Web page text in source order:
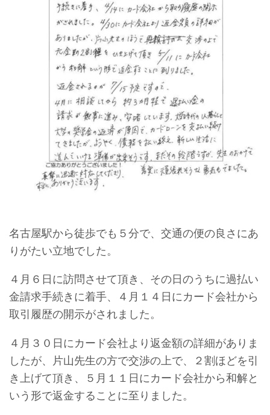
名古屋駅から徒歩でも５分で、交通の便の良さにあ
りがたい立地でした。
４月６日に訪問させて頂き、その日のうちに過払い
金請求手続きに着手、４月１４日にカード会社から
取引履歴の開示がされました。
４月３０日にカード会社より返金額の詳細がありま
したが、片山先生の方で交渉の上で、２割ほどを引
き上げて頂き、５月１１日にカード会社から和解と
いう形で返金することに至りました。